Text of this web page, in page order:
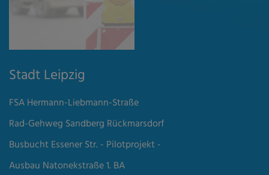
Stadt Leipzig
FSA Hermann-Liebmann-Straße
Rad-Gehweg Sandberg Rückmarsdorf
Busbucht Essener Str. - Pilotprojekt -
Ausbau Natonekstraße 1. BA